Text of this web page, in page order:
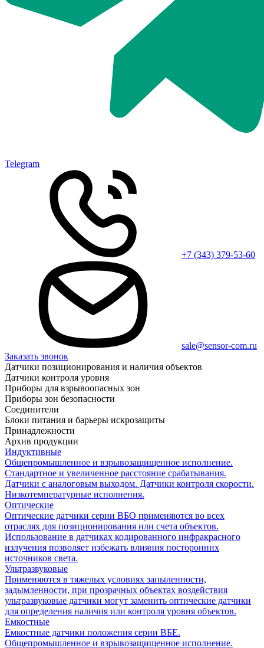
Telegram
+7 (343) 379-53-60
sale@sensor-com.ru
Заказать звонок
Датчики позиционирования и наличия объектов
Датчики контроля уровня
Приборы для взрывоопасных зон
Приборы зон безопасности
Соединители
Блоки питания и барьеры искрозащиты
Принадлежности
Архив продукции
Индуктивные
Общепромышленное и взрывозащищенное исполнение.
Стандартное и увеличенное расстояние срабатывания.
Датчики с аналоговым выходом. Датчики контроля скорости.
Низкотемпературные исполнения.
Оптические
Оптические датчики серии ВБО применяются во всех
отраслях для позиционирования или счета объектов.
Использование в датчиках кодированного инфракрасного
излучения позволяет избежать влияния посторонних
источников света.
Ультразвуковые
Применяются в тяжелых условиях запыленности,
задымленности, при прозрачных объектах воздействия
ультразвуковые датчики могут заменить оптические датчики
для определения наличия или контроля уровня объектов.
Емкостные
Емкостные датчики положения серии ВБЕ.
Общепромышленное и взрывозащищенное исполнение.